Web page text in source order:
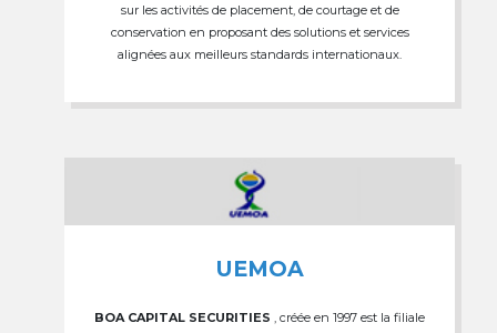
sur les activités de placement, de courtage et de
conservation en proposant des solutions et services
alignées aux meilleurs standards internationaux.
UEMOA
BOA CAPITAL SECURITIES , créée en 1997 est la filiale